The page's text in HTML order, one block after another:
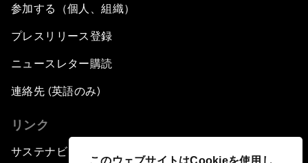
このウェブサイトはCookieを使用し
参加する（個人、組織）
プレスリリース登録
ニュースレター購読
連絡先 (英語のみ)
リンク
サステナビリティへの取り組み